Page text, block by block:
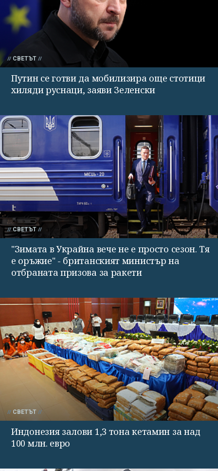
СВЕТЪТ
Путин се готви да мобилизира още стотици
хиляди руснаци, заяви Зеленски
СВЕТЪТ
"Зимата в Украйна вече не е просто сезон. Тя
е оръжие" - британският министър на
отбраната призова за ракети
СВЕТЪТ
Индонезия залови 1,3 тона кетамин за над
100 млн. евро